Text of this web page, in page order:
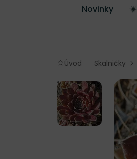
Novinky
Úvod Skalničky